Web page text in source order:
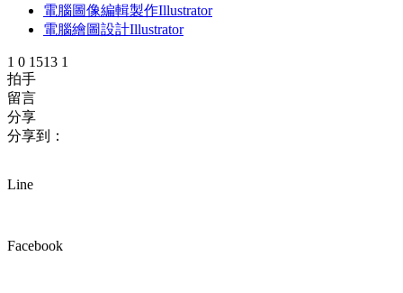
電腦圖像編輯製作Illustrator
電腦繪圖設計Illustrator
1 0 1513 1
拍手
留言
分享
分享到：
Line
Facebook